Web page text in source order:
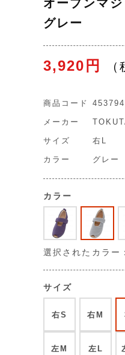
オープンマ
グレー
3,920円
商品コード
メーカー
サイズ 右L
カラー グレー
カラー
選択されたカラー
サイズ
右S 右M
左M 左L